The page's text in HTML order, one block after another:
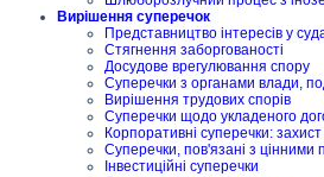
Вирішення суперечок
Представництво інтересів у
Стягнення заборгованості
Досудове врегулювання спору
Суперечки з органами влади,
Вирішення трудових спорів
Суперечки щодо укладеного
Корпоративні суперечки:
Суперечки, пов'язані з цінними
Інвестиційні суперечки